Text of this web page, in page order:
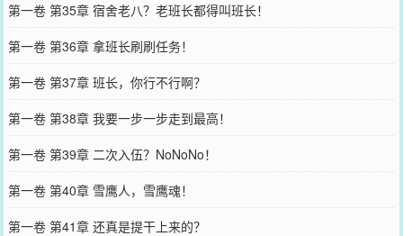
第一卷 第35章 宿舍老八？老班长都得叫班长！
第一卷 第36章 拿班长刷刷任务！
第一卷 第37章 班长，你行不行啊？
第一卷 第38章 我要一步一步走到最高！
第一卷 第39章 二次入伍？NoNoNo！
第一卷 第40章 雪鹰人，雪鹰魂！
第一卷 第41章 还真是提干上来的？